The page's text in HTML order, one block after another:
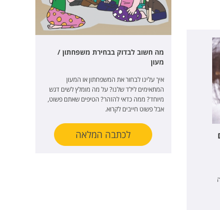
מה חשוב לבדוק בבחירת משפחתון /
מעון
איך עלינו לבחור את המשפחתון או המעון
המתאימים לילד שלנו? על מה מומלץ לשים דגש
מיוחד? ממה כדאי להזהר? הטיפים שאתם פשוט,
אבל פשוט חייבים לקרוא.
לכתבה המלאה